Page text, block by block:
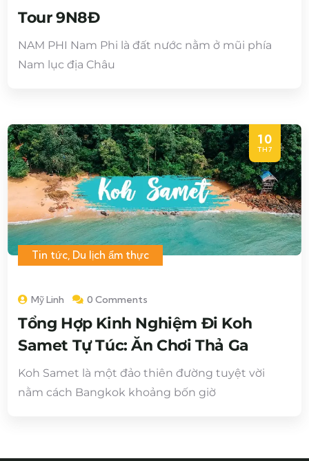
Tour 9N8Đ
NAM PHI Nam Phi là đất nước nằm ở mũi phía
Nam lục địa Châu
10
TH7
Tin tức, Du lịch ẩm thực
Mỹ Linh 0 Comments
Tổng Hợp Kinh Nghiệm Đi Koh
Samet Tự Túc: Ăn Chơi Thả Ga
Koh Samet là một đảo thiên đường tuyệt vời
nằm cách Bangkok khoảng bốn giờ